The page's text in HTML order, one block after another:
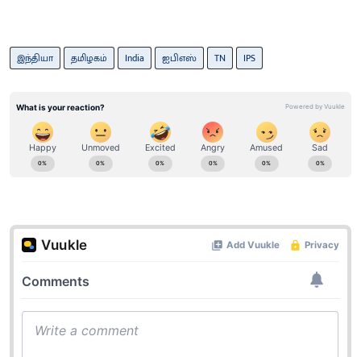
இந்தியா தமிழகம் India ஐபிஎஸ் TN IPS